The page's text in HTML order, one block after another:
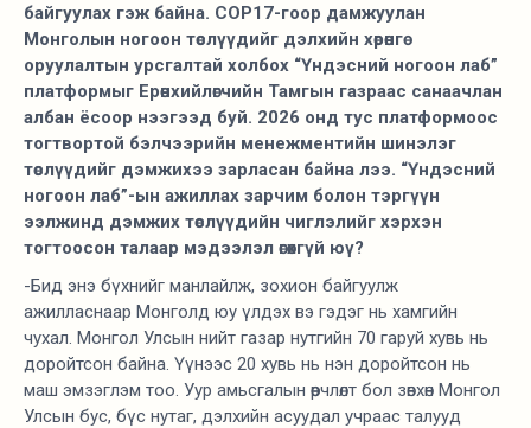
байгуулах гэж байна. COP17-гоор дамжуулан
Монголын ногоон төслүүдийг дэлхийн хөрөнгө
оруулалтын урсгалтай холбох “Үндэсний ногоон лаб”
платформыг Ерөнхийлөгчийн Тамгын газраас санаачлан
албан ёсоор нээгээд буй. 2026 онд тус платформоос
тогтвортой бэлчээрийн менежментийн шинэлэг
төслүүдийг дэмжихээ зарласан байна лээ. “Үндэсний
ногоон лаб”-ын ажиллах зарчим болон тэргүүн
ээлжинд дэмжих төслүүдийн чиглэлийг хэрхэн
тогтоосон талаар мэдээлэл өгөхгүй юү?
-Бид энэ бүхнийг манлайлж, зохион байгуулж
ажилласнаар Монголд юу үлдэх вэ гэдэг нь хамгийн
чухал. Монгол Улсын нийт газар нутгийн 70 гаруй хувь нь
доройтсон байна. Үүнээс 20 хувь нь нэн доройтсон нь
маш эмзэглэм тоо. Уур амьсгалын өөрчлөлт бол зөвхөн Монгол
Улсын бус, бүс нутаг, дэлхийн асуудал учраас талууд